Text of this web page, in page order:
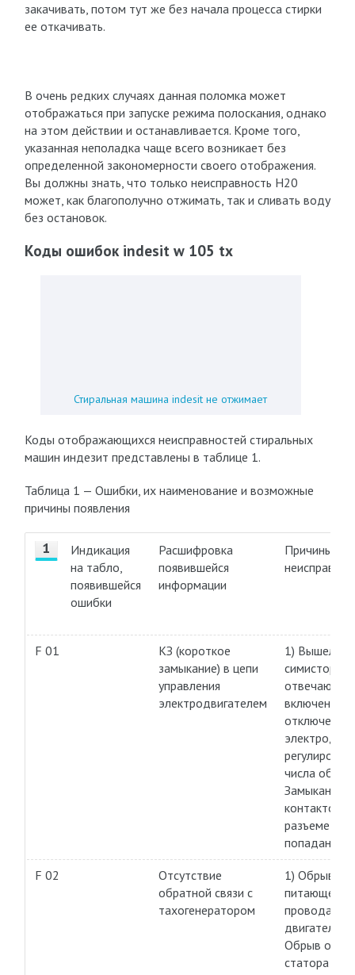
закачивать, потом тут же без начала процесса стирки
ее откачивать.
В очень редких случаях данная поломка может
отображаться при запуске режима полоскания, однако
на этом действии и останавливается. Кроме того,
указанная неполадка чаще всего возникает без
определенной закономерности своего отображения.
Вы должны знать, что только неисправность Н20
может, как благополучно отжимать, так и сливать воду
без остановок.
Коды ошибок indesit w 105 tx
Стиральная машина indesit не отжимает
Коды отображающихся неисправностей стиральных
машин индезит представлены в таблице 1.
Таблица 1 — Ошибки, их наименование и возможные
причины появления
Индикация
на табло,
появившейся
ошибки
Расшифровка
появившейся
информации
Причины
F 01
КЗ (короткое
замыкание) в цепи
управления
электродвигателем
1) Вышел из
симистор,
отвечающий
включение и
отключение
числа
Замыкание
контактов
разъеме из-
попадания
F 02
Отсутствие
обратной связи с
тахогенератором
1) Обрыв
питающего
провода на
двигатель. 2)
Обрыв
статора